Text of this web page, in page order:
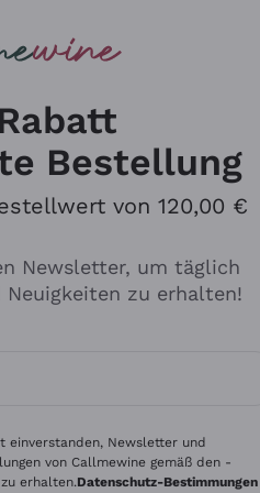
Für
Bestellung
von 120,00 €
Newsletter, um täglich
zu erhalten!
zum Erhalt von
einverstanden, Newsletter und
von Callmewine gemäß den -
erhalten.Datenschutz-Bestimmungen